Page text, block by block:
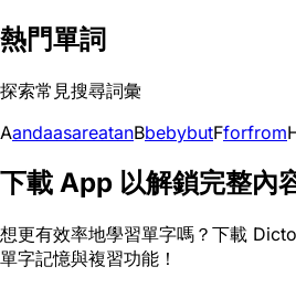
熱門單詞
探索常見搜尋詞彙
AandaasareatanBbebybutFforfrom
下載 App 以解鎖完整內
想更有效率地學習單字嗎？下載
單字記憶與複習功能！